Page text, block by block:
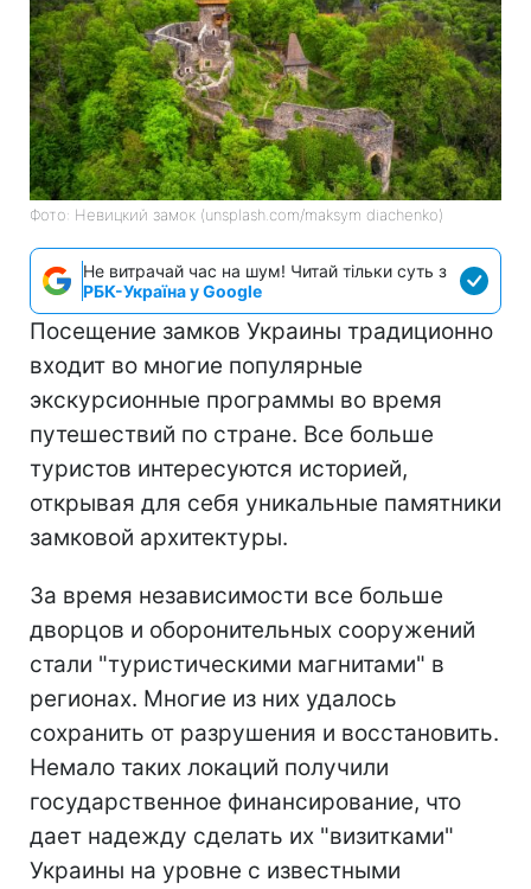
Фото: Невицкий замок (unsplash.com/maksym diachenko)
Не витрачай час на шум! Читай тільки суть з
РБК-Україна у Google
Посещение замков Украины традиционно
входит во многие популярные
экскурсионные программы во время
путешествий по стране. Все больше
туристов интересуются историей,
открывая для себя уникальные памятники
замковой архитектуры.
За время независимости все больше
дворцов и оборонительных сооружений
стали "туристическими магнитами" в
регионах. Многие из них удалось
сохранить от разрушения и восстановить.
Немало таких локаций получили
государственное финансирование, что
дает надежду сделать их "визитками"
Украины на уровне с известными